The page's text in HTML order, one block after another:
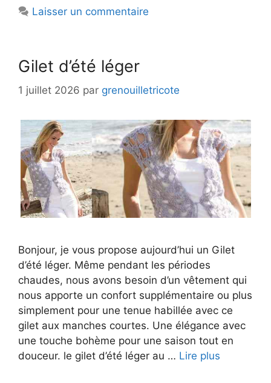
Laisser un commentaire
Gilet d’été léger
1 juillet 2026 par grenouilletricote
Bonjour, je vous propose aujourd’hui un Gilet
d’été léger. Même pendant les périodes
chaudes, nous avons besoin d’un vêtement qui
nous apporte un confort supplémentaire ou plus
simplement pour une tenue habillée avec ce
gilet aux manches courtes. Une élégance avec
une touche bohème pour une saison tout en
douceur. le gilet d’été léger au … Lire plus